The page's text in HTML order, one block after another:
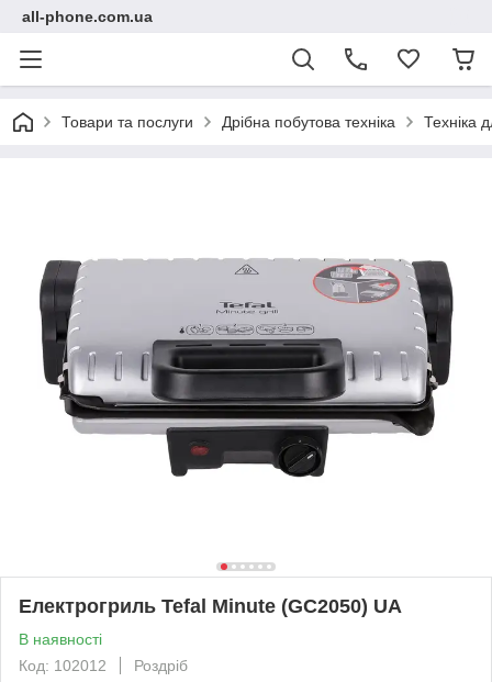
all-phone.com.ua
Товари та послуги Дрібна побутова техніка Техніка
Електрогриль Tefal Minute (GC2050) UA
В наявності
Код: 102012
Роздріб